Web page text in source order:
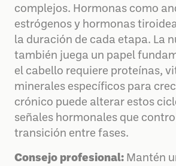
complejos. Hormonas como
estrógenos y hormonas
la duración de cada etapa. La
también juega un papel
el cabello requiere proteínas,
minerales específicos para
crónico puede alterar estos
señales hormonales que
transición entre fases.
Consejo profesional: Mantén